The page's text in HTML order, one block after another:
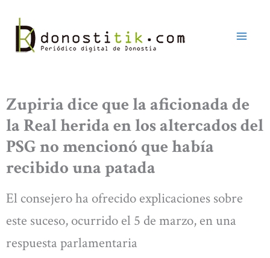
contenido
Zupiria dice que la aficionada de
la Real herida en los altercados del
PSG no mencionó que había
recibido una patada
El consejero ha ofrecido explicaciones sobre
este suceso, ocurrido el 5 de marzo, en una
respuesta parlamentaria